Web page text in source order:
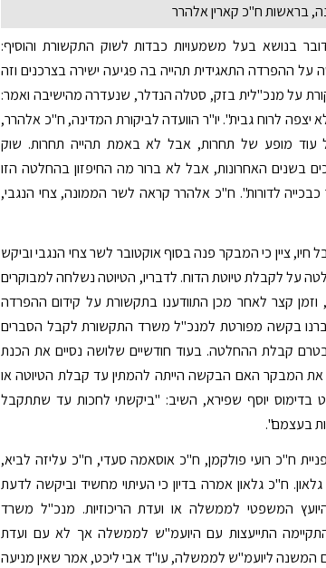
בראשות ח"כ קארין אלהרר
בנושא בעל משמעויות כבדות לשוק התקשורת והוסיף:
ההפרדה התאגידית תהייה בה פגיעה ישירה בצרכנים וזה
על מנכ"לית בזק, סטלה הנדלר, שנעדרה מהישיבה ואמר:
יצפה לרוח גבית". יו"ר הוועדה לביקורת המדינה, ח"כ אלהרר,
עוד מופע של תחרות, אבל לא באמת תהייה תחרות. שוק
בשנים האחרונות, אבל לא ברור מה החיפזון בהחלטה הזו
לדורות". ח"כ אלהרר קראה לשר הממונה, צחי הנגבי,
חיו, ציין כי המבקר פנה בסוף אוקטובר לשר צחי הנגבי וביקש
על לקבלת טיוטת הדוח. לדבריו, הטיוטה נשלחה למבוקרים
קצר לאחר מכן התוודענו בתקשורת על קידום ההפרדה
בקשה מפורטת למנכ"ל משרד התקשורת לקבל הסברים
קבלת ההחלטה. בעוד חודשיים שלושה נסיים את הכנת
המבקר האם הבקשה הייתה להמתין עד קבלת הטיוטה או
בדימוס יוסף שפירא, השיב: "ביקשתי לחכות עד שתתקבל
בעצמם".
ח"כ רועי פולקמן, ח"כ אוסאמה סעדי, ח"כ עליזה לביא,
ח"כ גלאון אמרה בדיון כי העיתוי מחשיד וביקשה לדעת
המשפטי לממשלה או ועדת הריכוזיות. מנכ"ל משרד
התייעצות עם היועמ"ש לממשלה אך לא עם ועדת
וכבר לפני 3 חודשים המשנה ליועמ"ש לממשלה, עו"ד אבי ליכט, אמר שאין מניעה